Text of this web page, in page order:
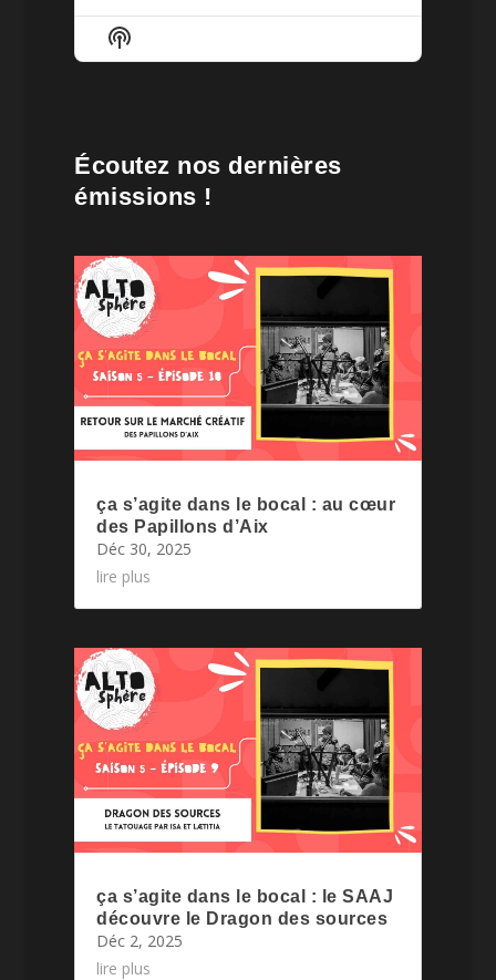
EPISODE
EPISODES EPISODE
SHOW
PODCAST
Écoutez nos dernières
émissions !
ça s’agite dans le bocal : au cœur
des Papillons d’Aix
Déc 30, 2025
lire plus
ça s’agite dans le bocal : le SAAJ
découvre le Dragon des sources
Déc 2, 2025
lire plus